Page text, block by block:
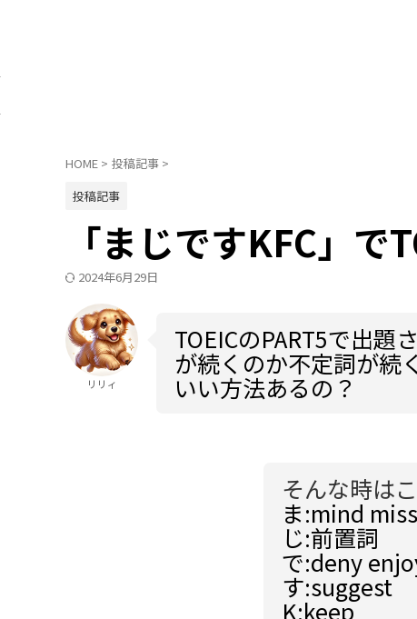
HOME > 投稿記事 >
投稿記事
「まじですKFC」
2024年6月29日
リリィ
TOEICのPART5で出題
が続くのか不定詞が続
いい方法あるの？
そんな時はこ
ま:mind
じ:前置詞
で:deny
す:suggest
K:keep